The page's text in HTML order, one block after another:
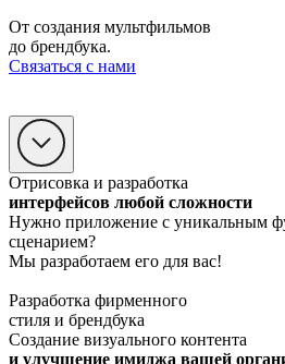
От создания мультфильмов
до брендбука.
Связаться с нами
Отрисовка и разработка
интерфейсов любой сложности
Нужно приложение с уникальным
сценарием?
Мы разработаем его для вас!
Разработка фирменного
стиля и брендбука
Создание визуального контента
и улучшение имиджа вашей